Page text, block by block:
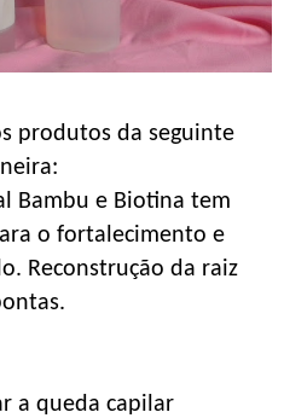
produtos da seguinte
Bambu e Biotina tem
o fortalecimento e
Reconstrução da raiz
a queda capilar